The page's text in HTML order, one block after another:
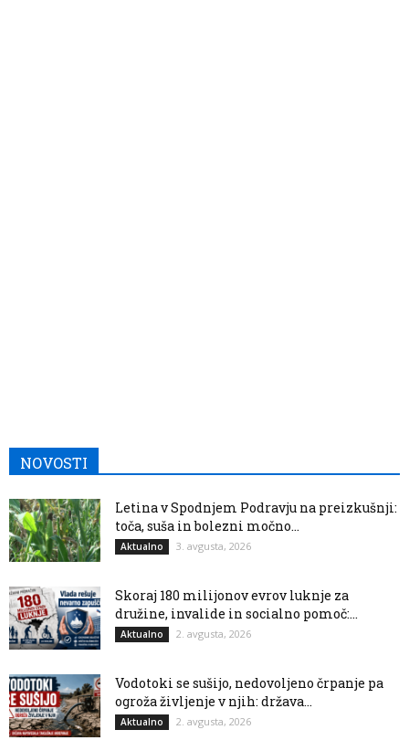
NOVOSTI
Letina v Spodnjem Podravju na preizkušnji:
toča, suša in bolezni močno...
Aktualno 3. avgusta, 2026
Skoraj 180 milijonov evrov luknje za
družine, invalide in socialno pomoč:...
Aktualno 2. avgusta, 2026
Vodotoki se sušijo, nedovoljeno črpanje pa
ogroža življenje v njih: država...
Aktualno 2. avgusta, 2026